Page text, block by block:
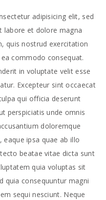
adipisicing elit, sed
labore et dolore magna
quis nostrud exercitation
commodo consequat.
in voluptate velit esse
Excepteur sint occaecat
qui officia deserunt
perspiciatis unde omnis
doloremque
ipsa quae ab illo
beatae vitae dicta sunt
quia voluptas sit
quia consequuntur magni
sequi nesciunt. Neque